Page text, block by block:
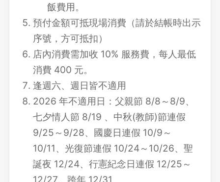
飯費用。
預付金額可抵現場消費（請於結帳時出示
序號，方可抵扣）
店內消費需加收 10% 服務費，每人最低
消費 400 元。
逢週六、週日皆不適用
2026 年不適用日：父親節 8/8～8/9、
七夕情人節 8/19 、中秋(教師)節連假
9/25～9/28、國慶日連假 10/9～
10/11、光復節連假 10/24～10/26、聖
誕夜 12/24、行憲紀念日連假 12/25～
12/27、跨年 12/31